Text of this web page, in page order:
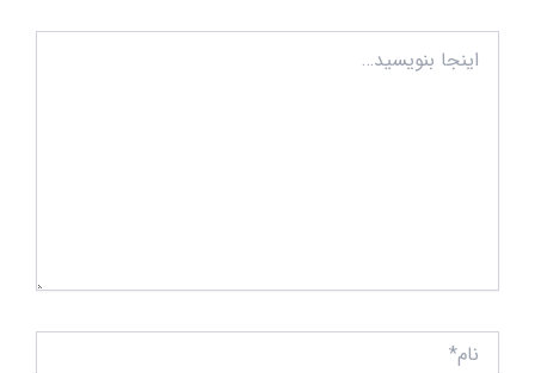
اینجا
بنویسید…
نام*